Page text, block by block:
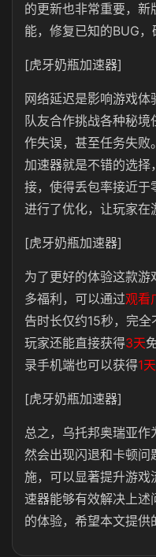
的更新也非常重要，
能，修复已知的BUG，
[虎牙奶瓶加速器]
网络延迟是影响游戏
队友合作挑战各种秘境
作失误，甚至任务失败
加速器就是不错的选择，
接，使得丢包率接近于
进行了优化，让玩家在
[虎牙奶瓶加速器]
为了更好的体验这款
多福利，可以通过观看
告时长仅约15秒，完
玩家还能直接获得3天
录手机端也可以获得1天
[虎牙奶瓶加速器]
总之，乌托邦奥瑞亚作
然会出现闪退和卡顿问
施，可以显著提升游戏
速器能够有效解决上述
的体验，希望本文提供